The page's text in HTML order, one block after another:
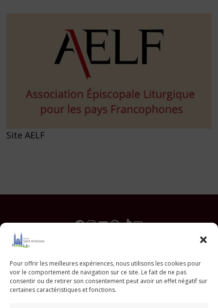
Pour offrir les meilleures expériences, nous utilisons les cookies pour
voir le comportement de navigation sur ce site. Le fait de ne pas
consentir ou de retirer son consentement peut avoir un effet négatif sur
certaines caractéristiques et fonctions.
Site AELF
Facebook
Instagram
YouTube
Pinterest
TikTok
E-mail
Paroisse Saint Ambroise
33 avenue Parmentier - 75011 Paris
paroisse@saint-ambroise.com